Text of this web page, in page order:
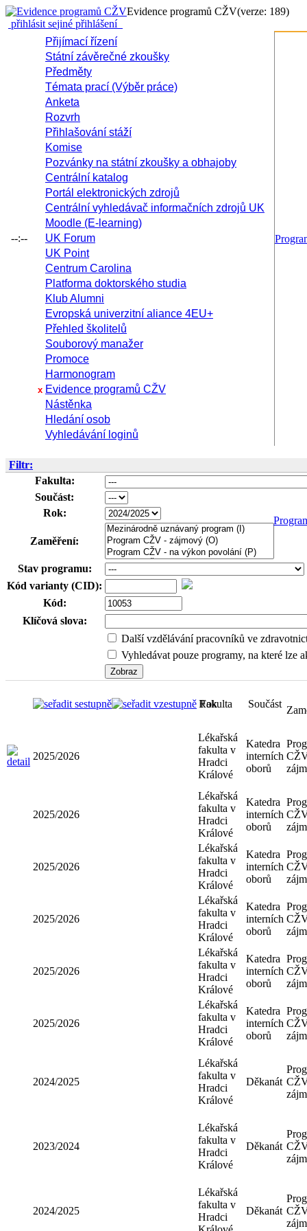
Evidence programů CŽV(verze: 189)
přihlásit sejiné přihlášení
--:--
Přijímací řízení
Státní závěrečné zkoušky
Předměty
Témata prací (Výběr práce)
Anketa
Rozvrh
Přihlašování stáží
Komise
Pozvánky na státní zkoušky a obhajoby
Centrální katalog
Portál elektronických zdrojů
Centrální vyhledávač informačních zdrojů UK
Moodle (E-learning)
UK Forum
UK Point
Centrum Carolina
Platforma doktorského studia
Klub Alumni
Evropská univerzitní aliance 4EU+
Přehled školitelů
Souborový manažer
Promoce
Harmonogram
x Evidence programů CŽV
Nástěnka
Hledání osob
Vyhledávání loginů
Filtr:
Fakulta:
Součást:
Rok:
Zaměření:
Stav programu:
Kód varianty (CID):
Kód:
Klíčová slova:
Další vzdělávání pracovníků ve
Vyhledávat pouze programy, na které lze
Fakulta Součást
Lékařská
fakulta v
Králové
Katedra
Lékařská
fakulta v
Hradci
Králové
Katedra
oborů
Lékařská
fakulta v
Hradci
Králové
interních
oborů
2025/2026
Lékařská
fakulta v
Hradci
Králové
Katedra
interních
oborů
Lékařská
fakulta v
Hradci
Králové
Katedra
interních
Lékařská
fakulta v
Králové
Lékařská
fakulta v
Králové
Lékařská
fakulta v